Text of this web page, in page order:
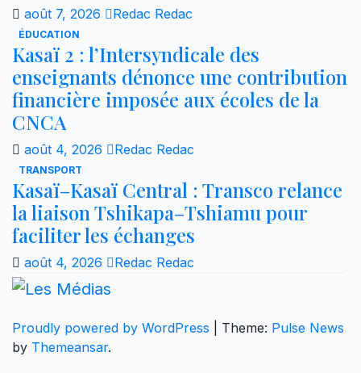
août 7, 2026 Redac Redac
ÉDUCATION
Kasaï 2 : l’Intersyndicale des
enseignants dénonce une contribution
financière imposée aux écoles de la
CNCA
août 4, 2026 Redac Redac
TRANSPORT
Kasaï–Kasaï Central : Transco relance
la liaison Tshikapa–Tshiamu pour
faciliter les échanges
août 4, 2026 Redac Redac
Proudly powered by WordPress Theme: Pulse News
by Themeansar.